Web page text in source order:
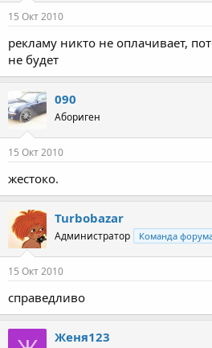
15 Окт 2010
рекламу никто не оплачивает,
не будет
090
Абориген
15 Окт 2010
жестоко.
Turbobazar
Администратор Команда
15 Окт 2010
справедливо
Женя123